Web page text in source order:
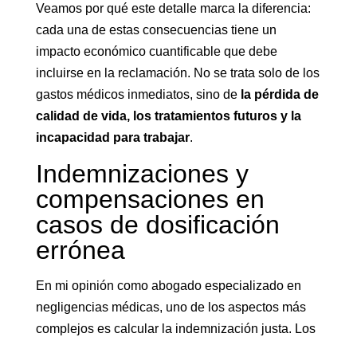
Veamos por qué este detalle marca la diferencia:
cada una de estas consecuencias tiene un
impacto económico cuantificable que debe
incluirse en la reclamación. No se trata solo de los
gastos médicos inmediatos, sino de la pérdida de
calidad de vida, los tratamientos futuros y la
incapacidad para trabajar.
Indemnizaciones y
compensaciones en
casos de dosificación
errónea
En mi opinión como abogado especializado en
negligencias médicas, uno de los aspectos más
complejos es calcular la indemnización justa. Los